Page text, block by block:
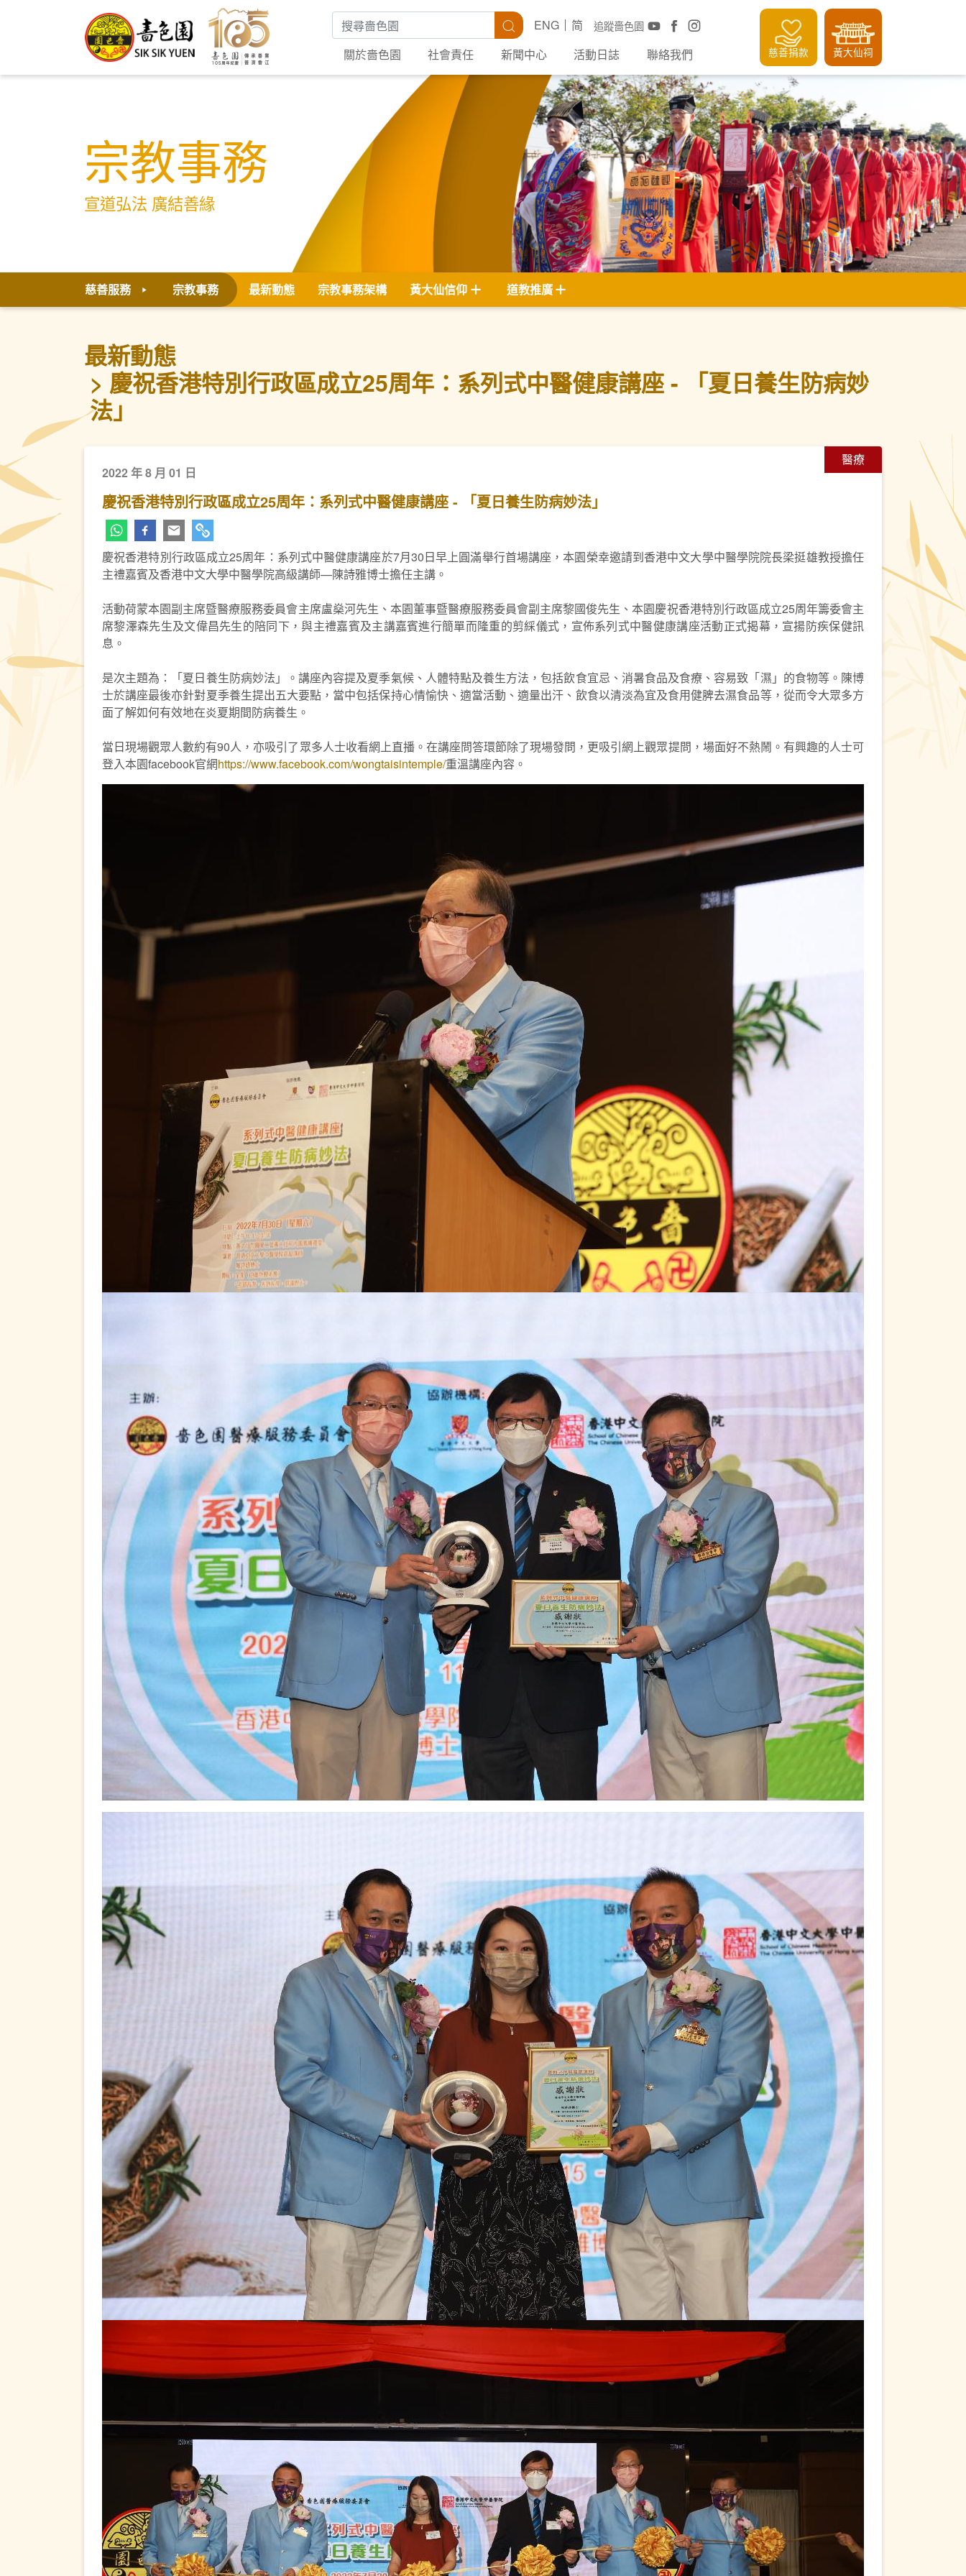
搜尋關鍵字 搜尋 追蹤嗇色園
ENG
简
關於嗇色園
社會責任 新聞中心 活動日誌 聯絡我們 慈善捐款 黃大仙祠
宗教事務
宣道弘法 廣結善緣
慈善服務 宗教事務 最新動態 宗教事務架構 黃大仙信仰 道教推廣
最新動態
慶祝香港特別行政區成立25周年：系列式中醫健康講座 - 「夏日養生防病妙
法」
醫療
2022 年 8 月 01 日
慶祝香港特別行政區成立25周年：系列式中醫健康講座 - 「夏日養生防病妙法」
慶祝香港特別行政區成立25周年：系列式中醫健康講座於7月30日早上圓滿舉行首場講座，本園榮幸邀請到香港中文大學中醫學院院長梁挺雄教授擔任
主禮嘉賓及香港中文大學中醫學院高級講師—陳詩雅博士擔任主講。
活動荷蒙本園副主席暨醫療服務委員會主席盧燊河先生、本園董事暨醫療服務委員會副主席黎國俊先生、本園慶祝香港特別行政區成立25周年籌委會主
席黎澤森先生及文偉昌先生的陪同下，與主禮嘉賓及主講嘉賓進行簡單而隆重的剪綵儀式，宣佈系列式中醫健康講座活動正式揭幕，宣揚防疾保健訊
息。
是次主題為：「夏日養生防病妙法」。講座內容提及夏季氣候、人體特點及養生方法，包括飲食宜忌、消暑食品及食療、容易致「濕」的食物等。陳博
士於講座最後亦針對夏季養生提出五大要點，當中包括保持心情愉快、適當活動、適量出汗、飲食以清淡為宜及食用健脾去濕食品等，從而令大眾多方
面了解如何有效地在炎夏期間防病養生。
當日現場觀眾人數約有90人，亦吸引了眾多人士收看網上直播。在講座問答環節除了現場發問，更吸引網上觀眾提問，場面好不熱鬧。有興趣的人士可
登入本園facebook官網https://www.facebook.com/wongtaisintemple/重溫講座內容。